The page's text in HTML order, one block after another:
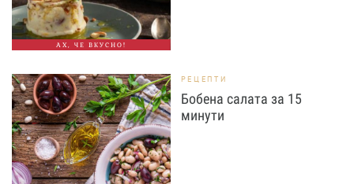
АХ, ЧЕ ВКУСНО!
РЕЦЕПТИ
Бобена салата за 15
минути